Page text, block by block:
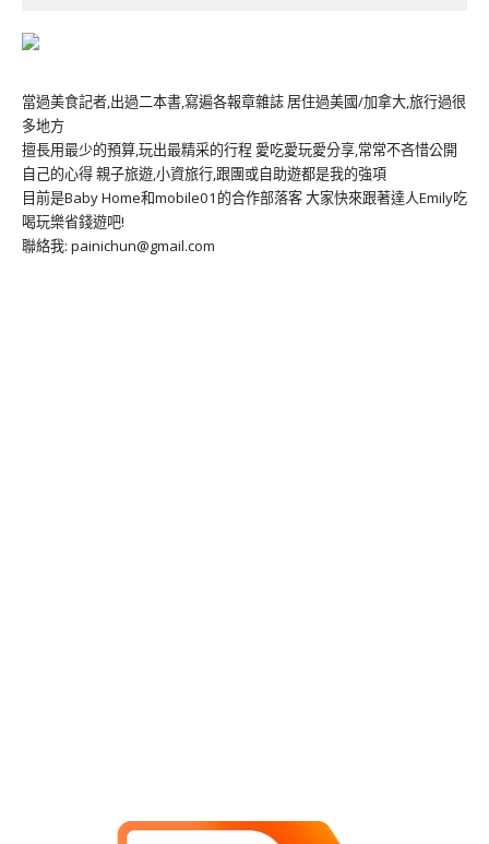
當過美食記者,出過二本書,寫遍各報章雜誌 居住過美國/加拿大,旅行過很
多地方
擅長用最少的預算,玩出最精采的行程 愛吃愛玩愛分享,常常不吝惜公開
自己的心得 親子旅遊,小資旅行,跟團或自助遊都是我的強項
目前是Baby Home和mobile01的合作部落客 大家快來跟著達人Emily吃
喝玩樂省錢遊吧!
聯絡我: painichun@gmail.com